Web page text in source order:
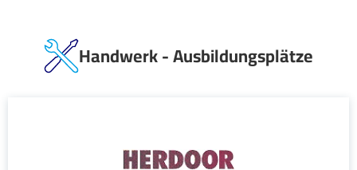
Handwerk - Ausbildungsplätze